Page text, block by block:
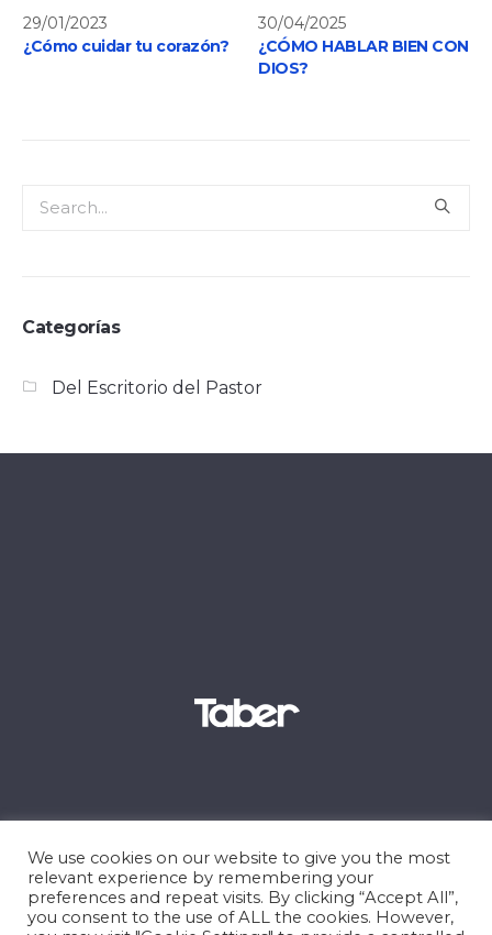
29/01/2023
¿Cómo cuidar tu corazón?
30/04/2025
¿CÓMO HABLAR BIEN CON
DIOS?
Categorías
Del Escritorio del Pastor
We use cookies on our website to give you the most
relevant experience by remembering your
preferences and repeat visits. By clicking “Accept All”,
you consent to the use of ALL the cookies. However,